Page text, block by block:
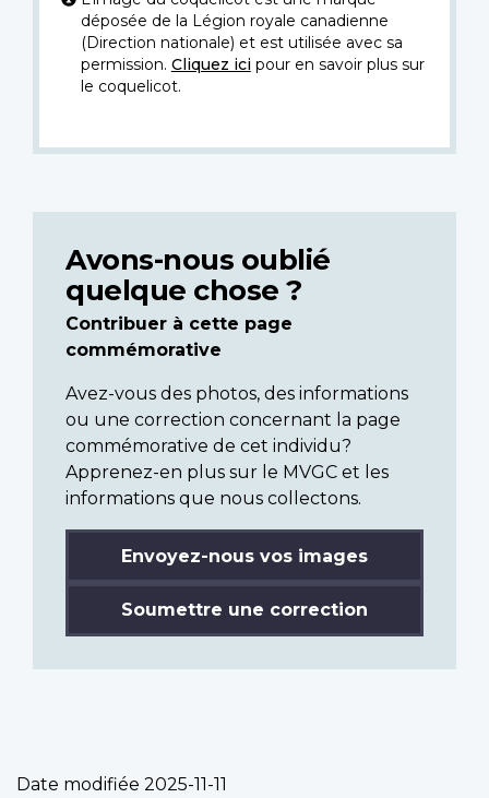
déposée de la Légion royale canadienne
(Direction nationale) et est utilisée avec sa
permission. Cliquez icipour en savoir plus sur
le coquelicot.
Avons-nous oublié
quelque chose ?
Contribuer à cette page
commémorative
Avez-vous des photos, des informations
ou une correction concernant la page
commémorative de cet individu?
Apprenez-en plus sur le MVGC et les
informations que nous collectons.
Envoyez-nous vos images
Soumettre une correction
Date modifiée 2025-11-11